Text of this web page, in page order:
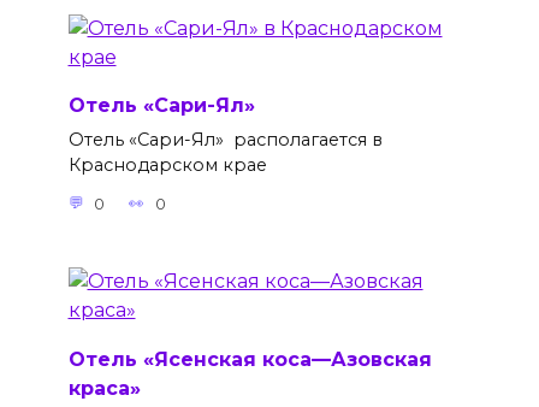
Отель «Сари-Ял»
Отель «Сари-Ял» располагается в
Краснодарском крае
0 0
Отель «Ясенская коса—Азовская
краса»